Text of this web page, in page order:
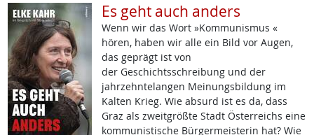
Es geht auch anders
Wenn wir das Wort »Kommunismus «
hören, haben wir alle ein Bild vor Augen,
das geprägt ist von
der Geschichtsschreibung und der
jahrzehntelangen Meinungsbildung im
Kalten Krieg. Wie absurd ist es da, dass
Graz als zweitgrößte Stadt Österreichs eine
kommunistische Bürgermeisterin hat? Wie